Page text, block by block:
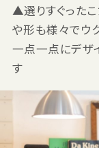
▲選りすぐった
や形も様々でウ
一点一点にデザ
す